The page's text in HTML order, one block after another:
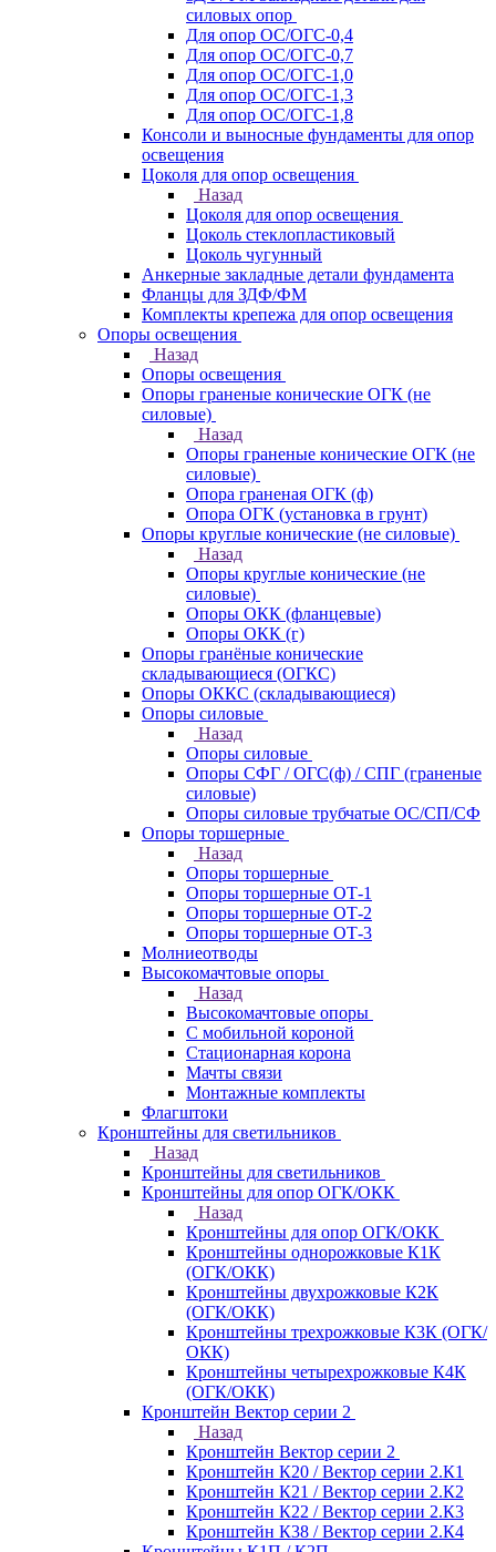
силовых опор
Для опор ОС/ОГС-0,4
Для опор ОС/ОГС-0,7
Для опор ОС/ОГС-1,0
Для опор ОС/ОГС-1,3
Для опор ОС/ОГС-1,8
Консоли и выносные фундаменты для опор
освещения
Цоколя для опор освещения
Назад
Цоколя для опор освещения
Цоколь стеклопластиковый
Цоколь чугунный
Анкерные закладные детали фундамента
Фланцы для ЗДФ/ФМ
Комплекты крепежа для опор освещения
Опоры освещения
Назад
Опоры освещения
Опоры граненые конические ОГК (не
силовые)
Назад
Опоры граненые конические ОГК (не
силовые)
Опора граненая ОГК (ф)
Опора ОГК (установка в грунт)
Опоры круглые конические (не силовые)
Назад
Опоры круглые конические (не
силовые)
Опоры ОКК (фланцевые)
Опоры ОКК (г)
Опоры гранёные конические
складывающиеся (ОГКС)
Опоры ОККС (складывающиеся)
Опоры силовые
Назад
Опоры силовые
Опоры СФГ / ОГС(ф) / СПГ (граненые
силовые)
Опоры силовые трубчатые ОС/СП/СФ
Опоры торшерные
Назад
Опоры торшерные
Опоры торшерные ОТ-1
Опоры торшерные ОТ-2
Опоры торшерные ОТ-3
Молниеотводы
Высокомачтовые опоры
Назад
Высокомачтовые опоры
С мобильной короной
Стационарная корона
Мачты связи
Монтажные комплекты
Флагштоки
Кронштейны для светильников
Назад
Кронштейны для светильников
Кронштейны для опор ОГК/ОКК
Назад
Кронштейны для опор ОГК/ОКК
Кронштейны однорожковые К1К
(ОГК/ОКК)
Кронштейны двухрожковые К2К
(ОГК/ОКК)
Кронштейны трехрожковые К3К (ОГК/
ОКК)
Кронштейны четырехрожковые К4К
(ОГК/ОКК)
Кронштейн Вектор серии 2
Назад
Кронштейн Вектор серии 2
Кронштейн К20 / Вектор серии 2.К1
Кронштейн К21 / Вектор серии 2.К2
Кронштейн К22 / Вектор серии 2.К3
Кронштейн К38 / Вектор серии 2.К4